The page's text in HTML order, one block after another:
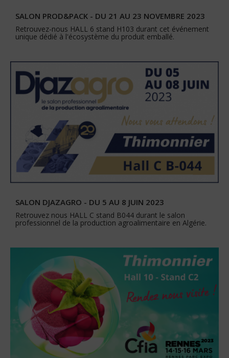
SALON PROD&PACK - DU 21 AU 23 NOVEMBRE 2023
Retrouvez-nous HALL 6 stand H103 durant cet événement
unique dédié à l'écosystème du produit emballé.
SALON DJAZAGRO - DU 5 AU 8 JUIN 2023
Retrouvez nous HALL C stand B044 durant le salon
professionnel de la production agroalimentaire en Algérie.